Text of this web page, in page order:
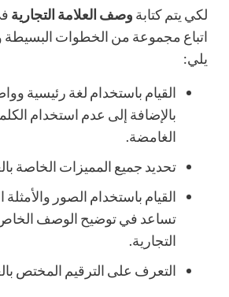
لكي يتم كتابة وصف العلامة التجارية
اتباع مجموعة من الخطوات البسيطة
يلي:
القيام باستخدام لغة رئيسية
بالإضافة إلى عدم استخدام
الغامضة.
تحديد جميع المميزات الخاصة
القيام باستخدام الصور والأمثلة
تساعد في توضيح الوصف الخاص
التجارية.
التعرف على الترقيم المختص